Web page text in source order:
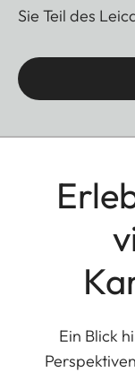
Sie Teil des
Ein Blick